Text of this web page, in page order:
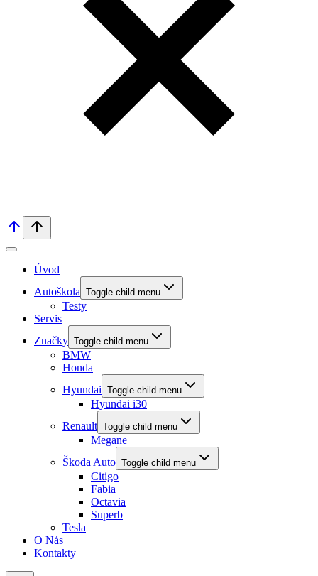
Úvod
Autoškola Toggle child menu
Testy
Servis
Značky Toggle child menu
BMW
Honda
Hyundai Toggle child menu
Hyundai i30
Renault Toggle child menu
Megane
Škoda Auto Toggle child menu
Citigo
Fabia
Octavia
Superb
Tesla
O Nás
Kontakty